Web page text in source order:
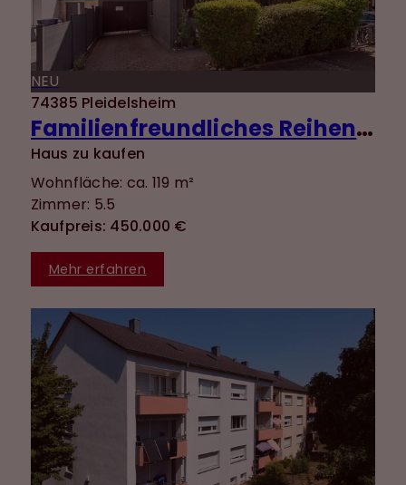
NEU
74385 Pleidelsheim
Familienfreundliches Reihenendhaus in ruhiger Lage mit Süd-Terrasse und gepflegtem Garten
Haus zu kaufen
Wohnfläche: ca. 119 m²
Zimmer: 5.5
Kaufpreis: 450.000 €
Mehr erfahren